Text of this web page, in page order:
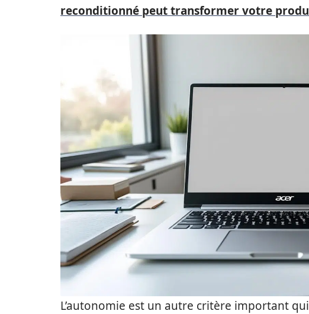
reconditionné peut transformer votre
L’autonomie est un autre critère important